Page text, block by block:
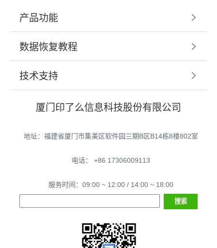
产品功能
数据恢复教程
技术支持
厦门印了么信息科技股份有限公司
地址：福建省厦门市集美区软件园三期B区B14栋8楼802室
电话： +86 17306009113
服务时间：09:00 ~ 12:00 / 14:00 ~ 18:00